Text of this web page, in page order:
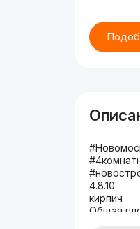
4.8.10
кирпич
Общая